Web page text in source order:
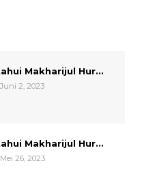
Makharijul Hur...
2, 2023
Makharijul Hur...
26, 2023